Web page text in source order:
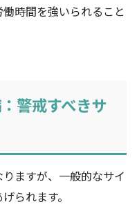
時間を強いられること
警戒すべきサ
ますが、一般的なサイ
られます。